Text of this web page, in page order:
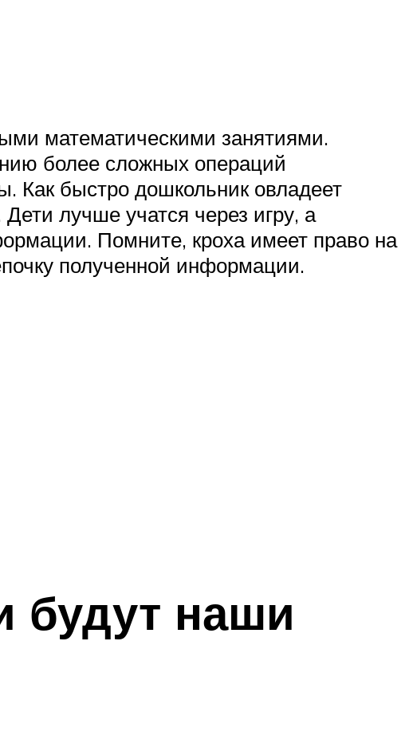
математическими занятиями.
более сложных операций
Как быстро дошкольник овладеет
лучше учатся через игру, а
Помните, кроха имеет право на
полученной информации.
будут наши